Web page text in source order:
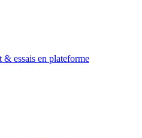
& essais en plateforme